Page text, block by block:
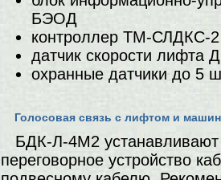
БЭОД
контроллер TM-СЛДКС-
датчик скорости лифта
охранные датчики до 5
Голосовая связь с лифтом и
БДК-Л-4М2
переговорное устройство